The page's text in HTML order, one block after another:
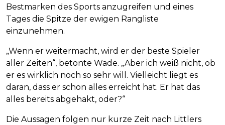
Bestmarken des Sports anzugreifen und eines
Tages die Spitze der ewigen Rangliste
einzunehmen.
„Wenn er weitermacht, wird er der beste Spieler
aller Zeiten“, betonte Wade. „Aber ich weiß nicht, ob
er es wirklich noch so sehr will. Vielleicht liegt es
daran, dass er schon alles erreicht hat. Er hat das
alles bereits abgehakt, oder?“
Die Aussagen folgen nur kurze Zeit nach Littlers